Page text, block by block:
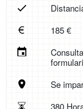
185 €
Se
380